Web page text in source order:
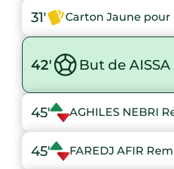
31' Carton Jaune pour
42' But de
45' AGHILES NEBRI
45' FAREDJ AFIR